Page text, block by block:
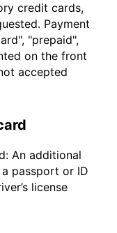
credit cards,
Payment
"prepaid",
on the front
accepted
An additional
passport or ID
license